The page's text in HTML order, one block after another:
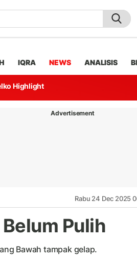
IQRA NEWS ANALISIS
Highlight
Advertisement
Rabu 24 Dec 2025
Pulih
Bawah tampak gelap.